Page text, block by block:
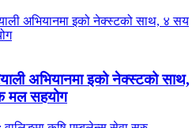
अभियानमा इको नेक्स्टको साथ,
मल सहयोग